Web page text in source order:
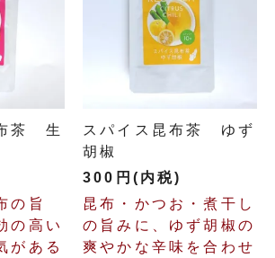
茶 生
の旨
の高い
がある
スパイス昆布茶 ゆず
胡椒
300円(内税)
昆布・かつお・煮干し
の旨みに、ゆず胡椒の
爽やかな辛味を合わせ